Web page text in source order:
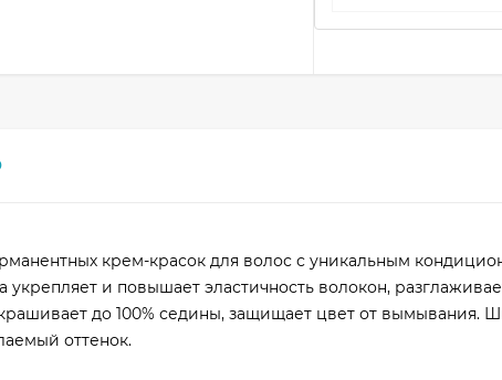
крем-красок для волос с уникальным
и повышает эластичность волокон,
до 100% седины, защищает цвет от вымывания.
оттенок.